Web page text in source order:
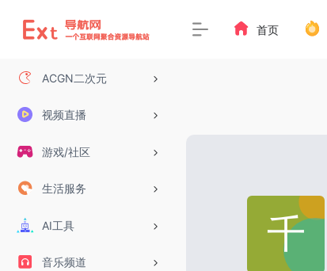
ACGN二次元
视频直播
游戏/社区
生活服务
AI工具
音乐频道
首页